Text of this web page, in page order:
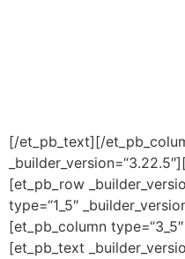
[/et_pb_text][/
[et_pb_row
type=“1_5″
[et_pb_column
[et_pb_text